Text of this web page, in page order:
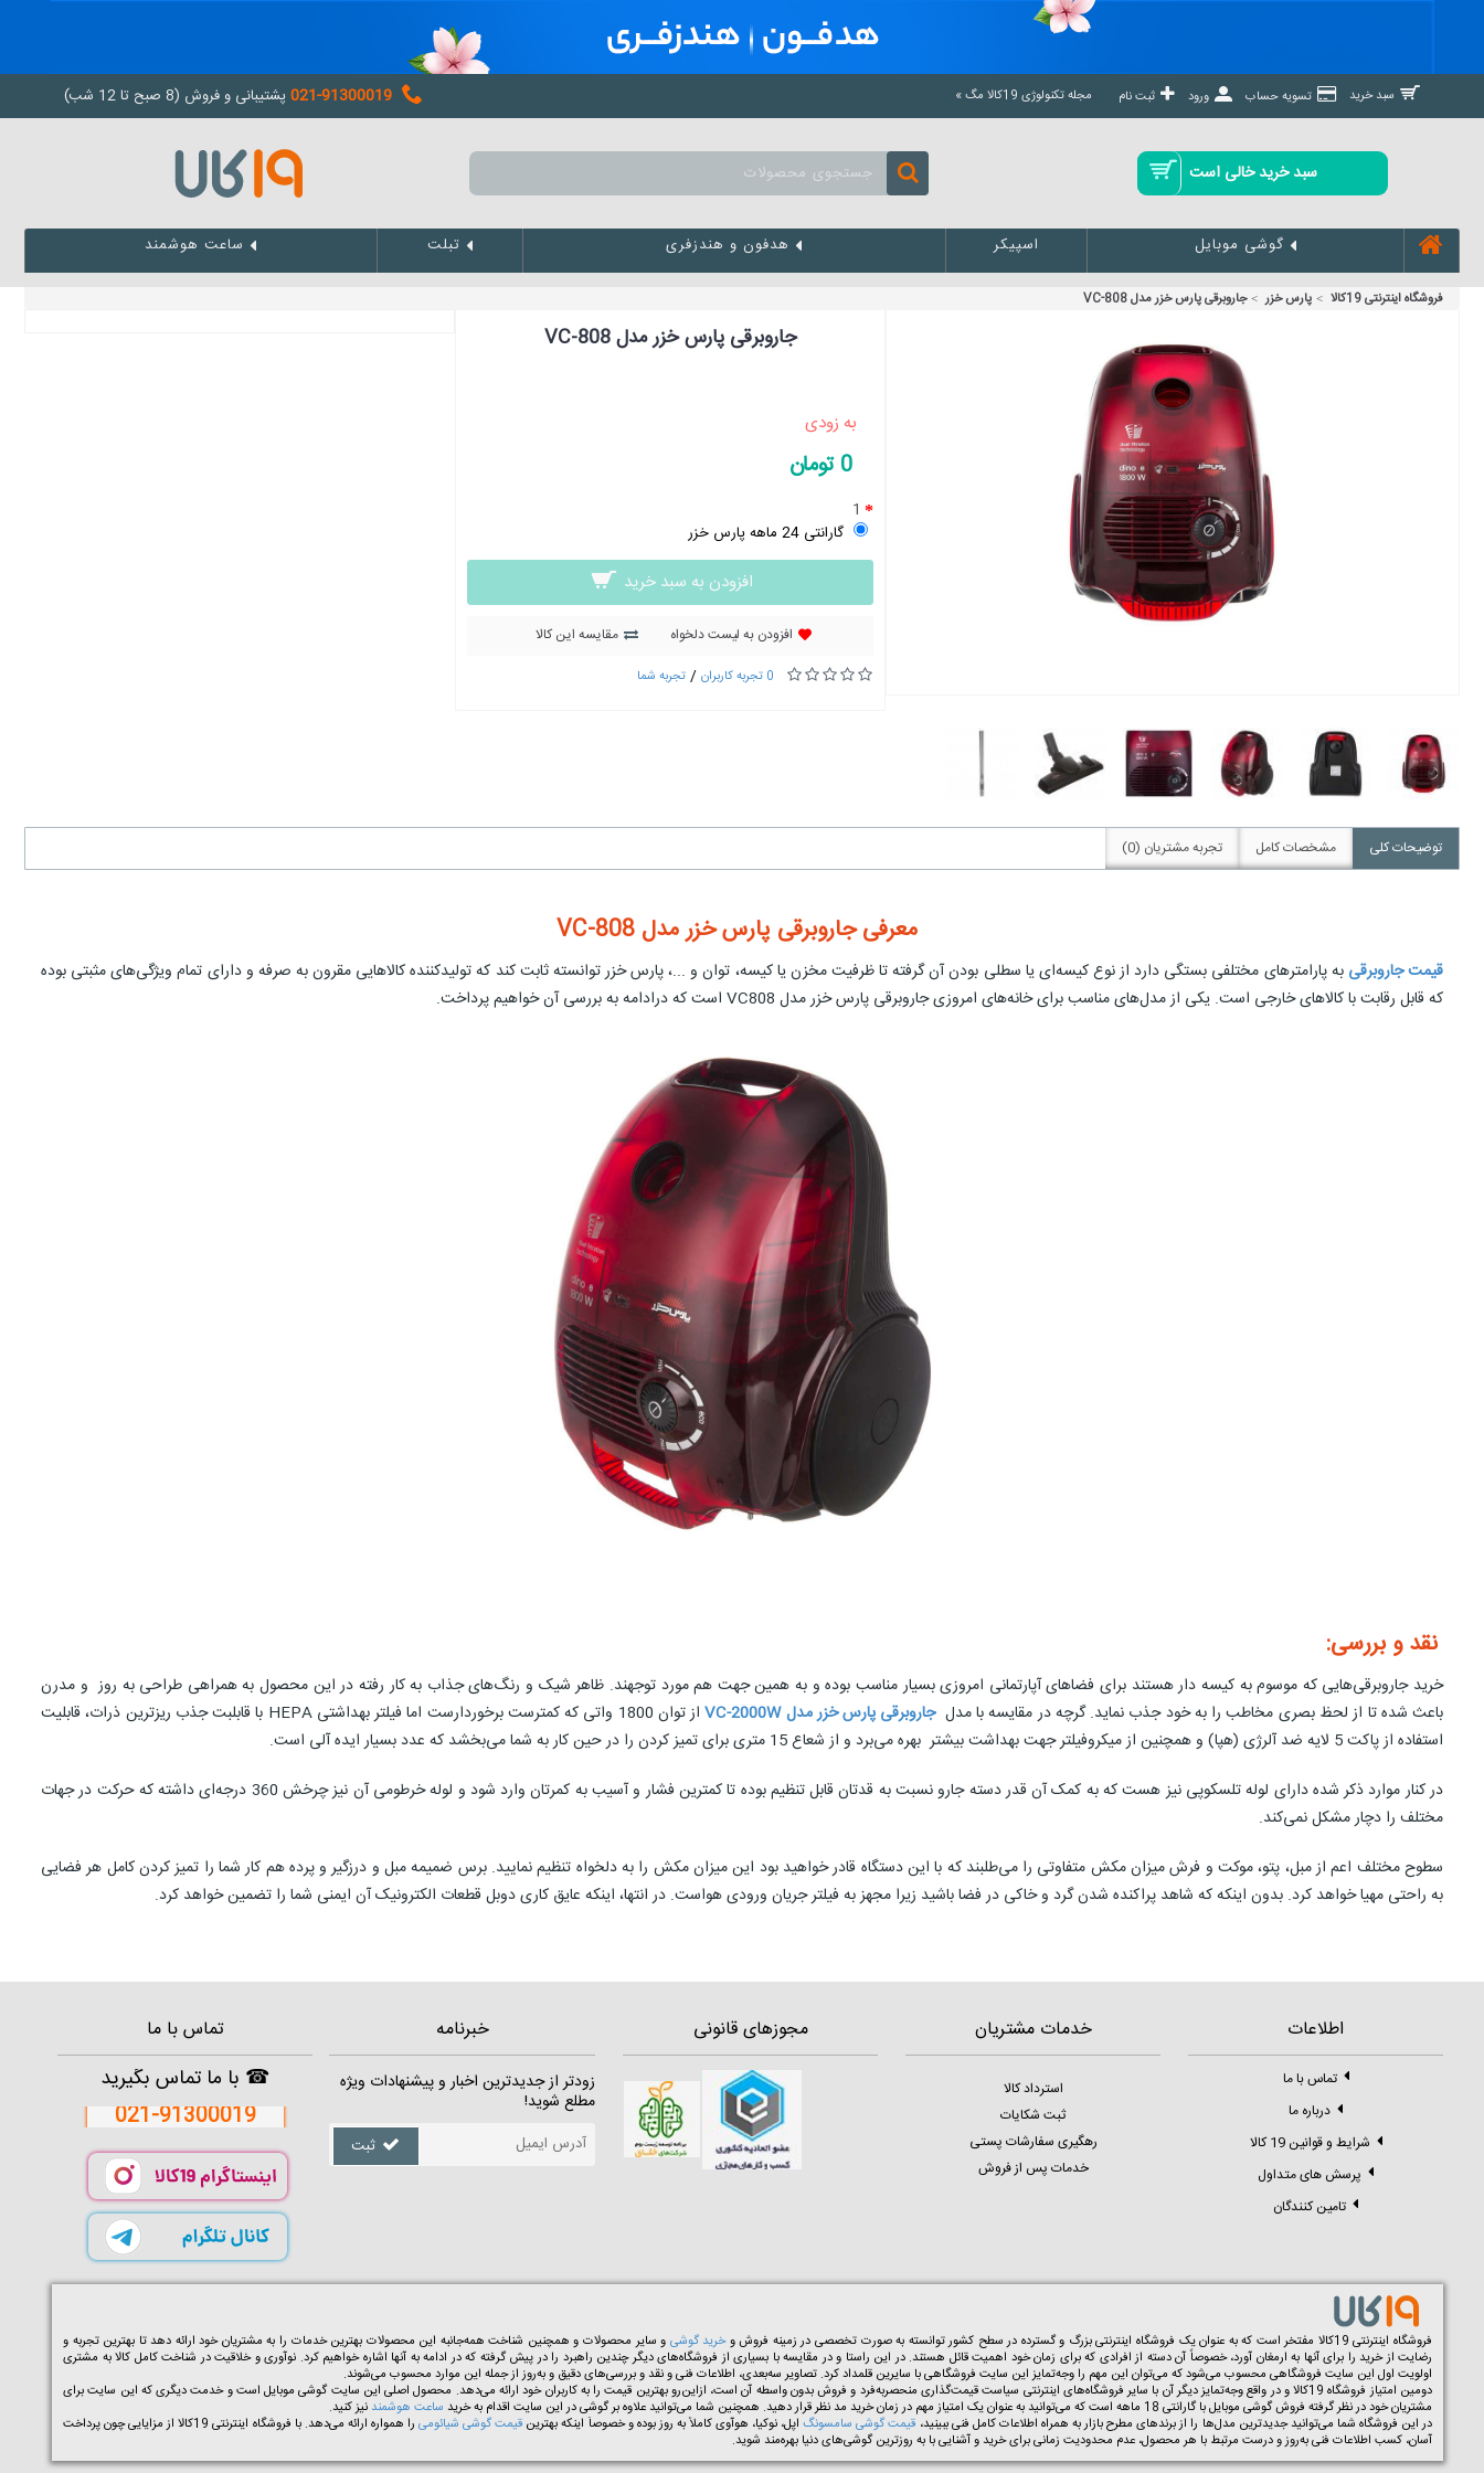
سبد خرید تسویه حساب ورود ثبت نام مجله تکنولوژی 19کالا مگ » پشتیبانی و فروش (8 صبح تا 12 شب)
سبد خرید خالی است
گوشی موبایل اسپیکر هدفون و هندزفری تبلت ساعت هوشمند
فروشگاه اینترنتی 19کالا پارس خزر جاروبرقی پارس خزر مدل VC-808
جاروبرقی پارس خزر مدل VC-808
به زودی
0 تومان
1
گارانتی 24 ماهه پارس خزر
افزودن به سبد خرید
افزودن به لیست دلخواه مقایسه این کالا
0 تجربه کاربران / تجربه شما
توضیحات کلی مشخصات کامل تجربه مشتریان (0)
معرفی جاروبرقی پارس خزر مدل VC-808
قیمت جاروبرقیبه پارامترهای مختلفی بستگی دارد از نوع کیسه‌ای یا سطلی بودن آن گرفته تا ظرفیت مخزن یا کیسه، توان و ...، پارس خزر توانسته ثابت کند که تولیدکننده کالاهایی مقرون به صرفه و دارای تمام ویژگی‌های مثبتی بوده
که قابل رقابت با کالاهای خارجی است. یکی از مدل‌های مناسب برای خانه‌های امروزی جاروبرقی پارس خزر مدل VC808 است که درادامه به بررسی آن خواهیم پرداخت.
نقد و بررسی:
خرید جاروبرقی‌هایی که موسوم به کیسه دار هستند برای فضاهای آپارتمانی امروزی بسیار مناسب بوده و به همین جهت هم مورد توجهند. ظاهر شیک و رنگ‌های جذاب به کار رفته در این محصول به همراهی طراحی به روز و مدرن
باعث شده تا از لحظ بصری مخاطب را به خود جذب نماید. گرچه در مقایسه با مدلجاروبرقی پارس خزر مدل VC-2000W
از توان 1800 واتی که کمترست برخوردارست اما فیلتر بهداشتی HEPA با قابلبت جذب ریزترین ذرات، قابلیت
استفاده از پاکت 5 لایه ضد آلرژی (هپا) و همچنین از میکروفیلتر جهت بهداشت بیشتر بهره می‌برد و از شعاع 15 متری برای تمیز کردن را در حین کار به شما می‌بخشد که عدد بسیار ایده آلی است.
در کنار موارد ذکر شده دارای لوله تلسکوپی نیز هست که به کمک آن قدر دسته جارو نسبت به قدتان قابل تنظیم بوده تا کمترین فشار و آسیب به کمرتان وارد شود و لوله خرطومی آن نیز چرخش 360 درجه‌ای داشته که حرکت در جهات
مختلف را دچار مشکل نمی‌کند.
سطوح مختلف اعم از مبل، پتو، موکت و فرش میزان مکش متفاوتی را می‌طلبند که با این دستگاه قادر خواهید بود این میزان مکش را به دلخواه تنظیم نمایید. برس ضمیمه مبل و درزگیر و پرده هم کار شما را تمیز کردن کامل هر فضایی
به راحتی مهیا خواهد کرد. بدون اینکه که شاهد پراکنده شدن گرد و خاکی در فضا باشید زیرا مجهز به فیلتر جریان ورودی هواست. در انتها، اینکه عایق کاری دوبل قطعات الکترونیک آن ایمنی شما را تضمین خواهد کرد.
اطلاعات
تماس با ما
درباره ما
شرایط و قوانین 19 کالا
پرسش های متداول
تامین کنندگان
خدمات مشتریان
استرداد کالا
ثبت شکایات
رهگیری سفارشات پستی
خدمات پس از فروش
مجوزهای قانونی خبرنامه
زودتر از جدیدترین اخبار و پیشنهادات ویژه
مطلع شوید!
ثبت
تماس با ما
☎ با ما تماس بگیرید
021-91300019
فروشگاه اینترنتی 19کالا مفتخر است که به عنوان یک فروشگاه اینترنتی بزرگ و گسترده در سطح کشور توانسته به صورت تخصصی در زمینه فروش و خرید گوشی و سایر محصولات و همچنین شناخت همه‌جانبه این محصولات بهترین خدمات را به مشتریان خود ارائه دهد تا بهترین تجربه و
رضایت از خرید را برای آنها به ارمغان آورد، خصوصاً آن دسته از افرادی که برای زمان خود اهمیت قائل هستند. در این راستا و در مقایسه با بسیاری از فروشگاه‌های دیگر چندین راهبرد را در پیش گرفته که در ادامه به آنها اشاره خواهیم کرد. نوآوری و خلاقیت در شناخت کامل کالا به مشتری
اولویت اول این سایت فروشگاهی محسوب می‌شود که می‌توان این مهم را وجه‌تمایز این سایت فروشگاهی با سایرین قلمداد کرد. تصاویر سه‌بعدی، اطلاعات فنی و نقد ‌و‌ بررسی‌های دقیق و به‌روز از جمله این موارد محسوب می‌شوند.
دومین امتیاز فروشگاه 19کالا و در واقع وجه‌تمایز دیگر آن با سایر فروشگاه‌های اینترنتی سیاست قیمت‌گذاری منحصر‌به‌فرد و فروش بدون واسطه آن است، از‌این‌رو بهترین قیمت را به کاربران خود ارائه می‌دهد. محصول اصلی این سایت گوشی موبایل است و خدمت دیگری که این سایت برای
مشتریان خود در نظر گرفته فروش گوشی موبایل با گارانتی 18 ماهه است که می‌توانید به عنوان یک امتیاز مهم در زمان خرید مد نظر قرار دهید. همچنین شما می‌توانید علاوه بر گوشی در این سایت اقدام به خرید
ساعت هوشمند نیز کنید.
در این فروشگاه شما می‌توانید جدیدترین مدل‌ها را از برندهای مطرح بازار به همراه اطلاعات کامل فنی ببینید، قیمت گوشی سامسونگاپل، نوکیا، هوآوی کاملاً به روز بوده و خصوصاً اینکه بهترین قیمت گوشی شیائومی
را همواره ارائه می‌دهد. با فروشگاه اینترنتی 19کالا از مزایایی چون پرداخت
آسان، کسب اطلاعات فنی به‌روز و درست مرتبط با هر محصول، عدم محدودیت زمانی برای خرید و آشنایی با به روزترین گوشی‌های دنیا بهره‌مند شوید.